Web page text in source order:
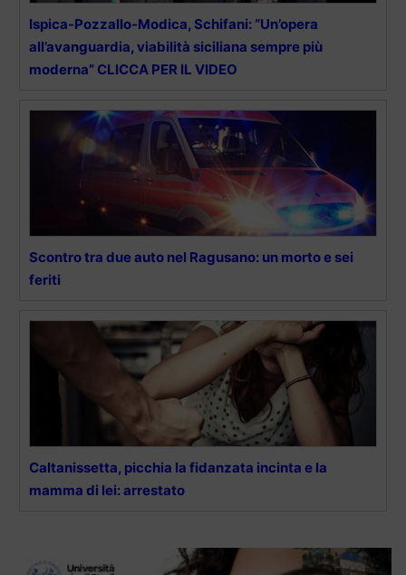
Ispica-Pozzallo-Modica, Schifani: “Un’opera
all’avanguardia, viabilità siciliana sempre più
moderna” CLICCA PER IL VIDEO
Scontro tra due auto nel Ragusano: un morto e sei
feriti
Caltanissetta, picchia la fidanzata incinta e la
mamma di lei: arrestato